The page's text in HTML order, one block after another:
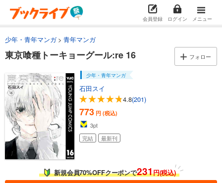
会員登録 ログイン メニュー
少年・青年マンガ 青年マンガ
東京喰種トーキョーグール:re 16 フォロー
少年・青年マンガ
石田スイ
4.8(201)
773 円 (税込)
3pt
完結
最新刊
新規会員70%OFFクーポンで231円(税込)
東京喰種トーキョーグール:re 2
564円 (税込)
期間限定無料版あり
無料で読む
あらすじを表示する
東京喰種トーキョーグール:re 3
606
円 (税込)
期間限定無料版あり
あらすじを表示する
東京喰種トーキョーグール:re 4
完結